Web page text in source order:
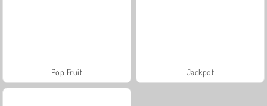
Pop Fruit Jackpot